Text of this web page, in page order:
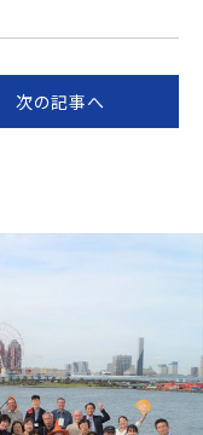
次の記事へ